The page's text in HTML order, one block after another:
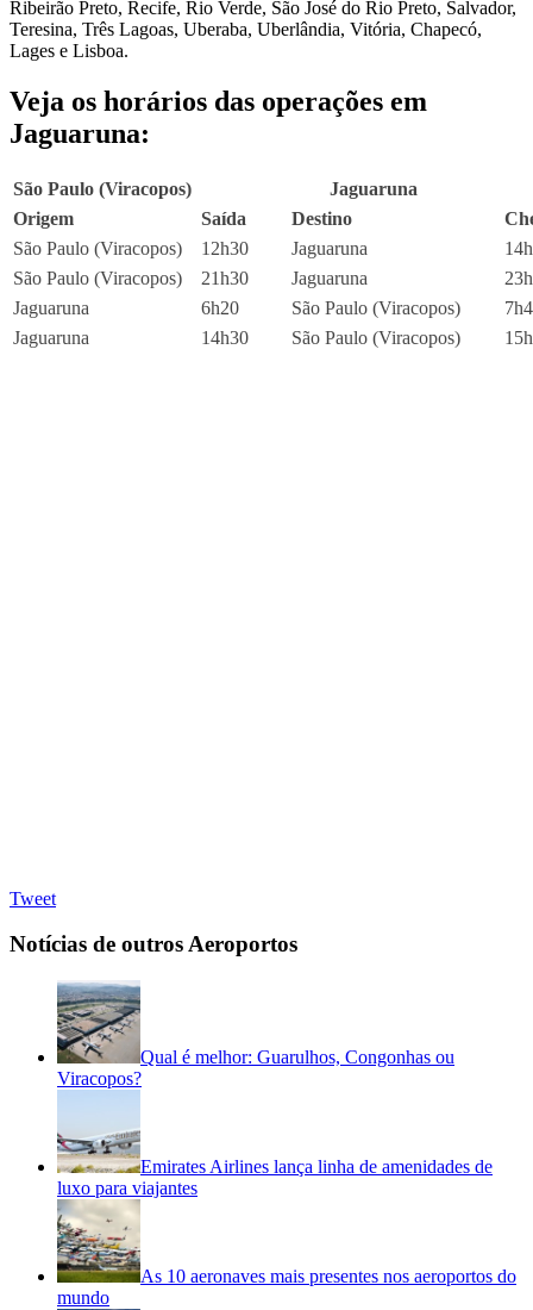
Ribeirão Preto, Recife, Rio Verde, São José do Rio Preto, Salvador,
Teresina, Três Lagoas, Uberaba, Uberlândia, Vitória, Chapecó,
Lages e Lisboa.
Veja os horários das operações em
Jaguaruna:
São Paulo (Viracopos) Jaguaruna
Origem
Saída Destino
São Paulo (Viracopos)
12h30 Jaguaruna
São Paulo (Viracopos)
21h30 Jaguaruna
Jaguaruna
6h20 São Paulo (Viracopos)
Jaguaruna
14h30 São Paulo (Viracopos)
Tweet
Notícias de outros Aeroportos
Qual é melhor: Guarulhos, Congonhas ou
Viracopos?
Emirates Airlines lança linha de amenidades de
luxo para viajantes
As 10 aeronaves mais presentes nos aeroportos do
mundo